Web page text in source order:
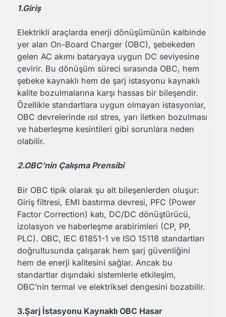
1.Giriş
Elektrikli araçlarda enerji dönüşümünün kalbinde
yer alan On-Board Charger (OBC), şebekeden
gelen AC akımı bataryaya uygun DC seviyesine
çevirir. Bu dönüşüm süreci sırasında OBC, hem
şebeke kaynaklı hem de şarj istasyonu kaynaklı
kalite bozulmalarına karşı hassas bir bileşendir.
Özellikle standartlara uygun olmayan istasyonlar,
OBC devrelerinde ısıl stres, yarı iletken bozulması
ve haberleşme kesintileri gibi sorunlara neden
olabilir.
2.OBC’nin Çalışma Prensibi
Bir OBC tipik olarak şu alt bileşenlerden oluşur:
Giriş filtresi, EMI bastırma devresi, PFC (Power
Factor Correction) katı, DC/DC dönüştürücü,
izolasyon ve haberleşme arabirimleri (CP, PP,
PLC). OBC, IEC 61851-1 ve ISO 15118 standartları
doğrultusunda çalışarak hem şarj güvenliğini
hem de enerji kalitesini sağlar. Ancak bu
standartlar dışındaki sistemlerle etkileşim,
OBC’nin termal ve elektriksel dengesini bozabilir.
3.Şarj İstasyonu Kaynaklı OBC Hasar